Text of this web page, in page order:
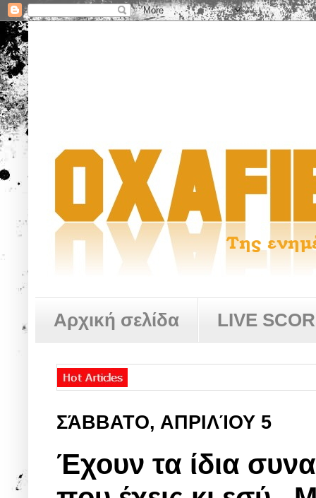
Αρχική σελίδα LIVE
ΣΆΒΒΑΤΟ, ΑΠΡΙΛΊΟΥ 5
Έχουν τα ίδια